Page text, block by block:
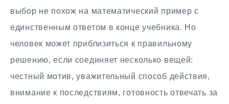
выбор не похож на математический пример с
единственным ответом в конце учебника. Но
человек может приблизиться к правильному
решению, если соединяет несколько вещей:
честный мотив, уважительный способ действия,
внимание к последствиям, готовность отвечать за